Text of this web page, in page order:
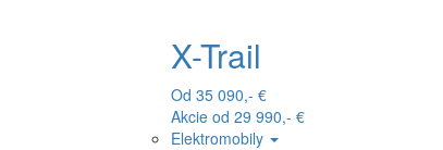
X-Trail
Od 35 090,- €
Akcie od 29 990,- €
Elektromobily